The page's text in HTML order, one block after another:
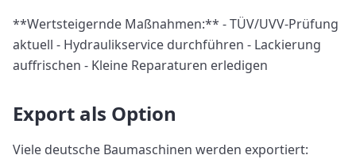
**Wertsteigernde Maßnahmen:** - TÜV/UVV-Prüfung
aktuell - Hydraulikservice durchführen - Lackierung
auffrischen - Kleine Reparaturen erledigen
Export als Option
Viele deutsche Baumaschinen werden exportiert: